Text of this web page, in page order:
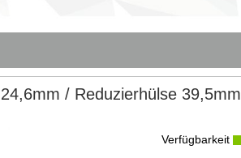
/ Reduzierhülse 39,5mm
Verfügbarkeit